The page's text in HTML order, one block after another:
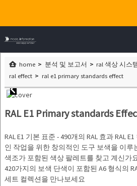
home 분석 및 보고서
ral 색상 시스
ral effect
ral e1 primary standards effect
RAL E1 Primary standards
RAL E1 기본 표준 - 490개의 RAL 효과 RAL
인 작업을 위한 창의적인 도구 보색을 이루
색조가 포함된 색상 팔레트를 찾고 계신가
420가지의 보색 단색이 포함된 A6 형식의
세트 컬렉션을 만나보세요